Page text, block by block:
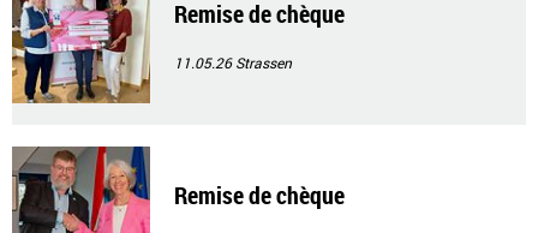
Remise de chèque
11.05.26Strassen
Remise de chèque